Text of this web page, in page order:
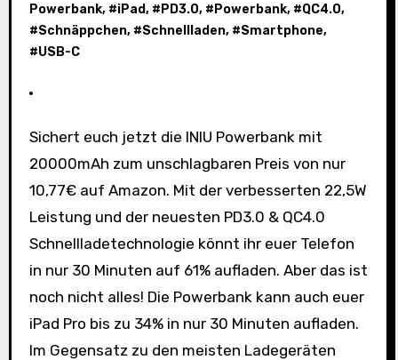
Powerbank, #iPad, # PD3.0, # Powerbank, #QC4.0,
#Schnäppchen, #Schnellladen, #Smartphone,
#USB-C
Sichert euch jetzt die INIU Powerbank mit
20000mAh zum unschlagbaren Preis von nur
10,77€ auf Amazon. Mit der verbesserten 22,5W
Leistung und der neuesten PD3.0 & QC4.0
Schnellladetechnologie könnt ihr euer Telefon
in nur 30 Minuten auf 61% aufladen. Aber das ist
noch nicht alles! Die Powerbank kann auch euer
iPad Pro bis zu 34% in nur 30 Minuten aufladen.
Im Gegensatz zu den meisten Ladegeräten